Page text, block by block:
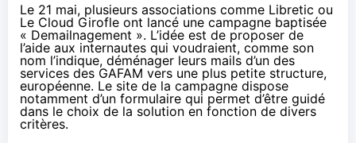
Le 21 mai, plusieurs associations comme Libretic ou
Le Cloud Girofle ont lancé une campagne baptisée
« Demailnagement ». L’idée est de proposer de
l’aide aux internautes qui voudraient, comme son
nom l’indique, déménager leurs mails d’un des
services des GAFAM vers une plus petite structure,
européenne. Le site de la campagne dispose
notamment d’un formulaire qui permet d’être guidé
dans le choix de la solution en fonction de divers
critères.